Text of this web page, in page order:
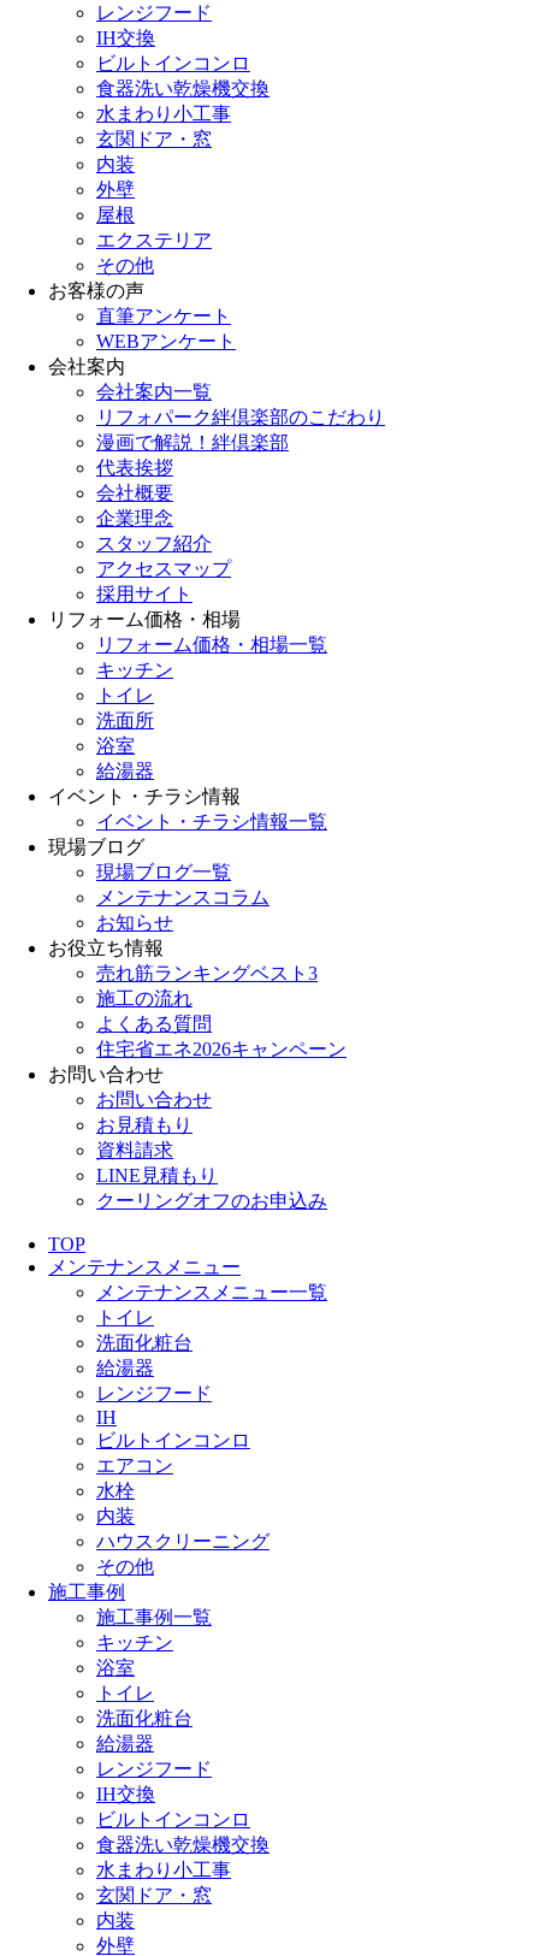
レンジフード
IH交換
ビルトインコンロ
食器洗い乾燥機交換
水まわり小工事
玄関ドア・窓
内装
外壁
屋根
エクステリア
その他
お客様の声
直筆アンケート
WEBアンケート
会社案内
会社案内一覧
リフォパーク絆倶楽部のこだわり
漫画で解説！絆倶楽部
代表挨拶
会社概要
企業理念
スタッフ紹介
アクセスマップ
採用サイト
リフォーム価格・相場
リフォーム価格・相場一覧
キッチン
トイレ
洗面所
浴室
給湯器
イベント・チラシ情報
イベント・チラシ情報一覧
現場ブログ
現場ブログ一覧
メンテナンスコラム
お知らせ
お役立ち情報
売れ筋ランキングベスト3
施工の流れ
よくある質問
住宅省エネ2026キャンペーン
お問い合わせ
お問い合わせ
お見積もり
資料請求
LINE見積もり
クーリングオフのお申込み
TOP
メンテナンスメニュー
メンテナンスメニュー一覧
トイレ
洗面化粧台
給湯器
レンジフード
IH
ビルトインコンロ
エアコン
水栓
内装
ハウスクリーニング
その他
施工事例
施工事例一覧
キッチン
浴室
トイレ
洗面化粧台
給湯器
レンジフード
IH交換
ビルトインコンロ
食器洗い乾燥機交換
水まわり小工事
玄関ドア・窓
内装
外壁